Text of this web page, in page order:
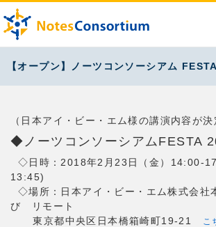
【オープン】ノーツコンソーシアム
（日本アイ・ビー・エム様の講演内容が決
◆ノーツコンソーシアムFESTA
◇日時：2018年2月23日（金）14:00-
13:45)
◇場所：日本アイ・ビー・エム株式会社
び リモート
東京都中央区日本橋箱崎町19-21
こ